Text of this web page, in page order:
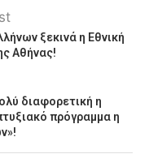
ξεκινά η Εθνική
Αθήνας!
διαφορετική η
πρόγραμμα η